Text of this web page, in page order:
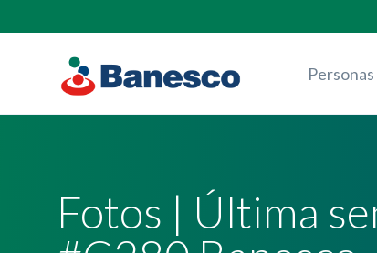
content
Personas
Fotos | Última